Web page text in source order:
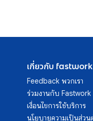
เกี่ยวกับ fastwork
Feedback พวกเรา
ร่วมงานกับ Fastwork
เงื่อนไขการใช้บริการ
นโยบายความเป็นส่วน